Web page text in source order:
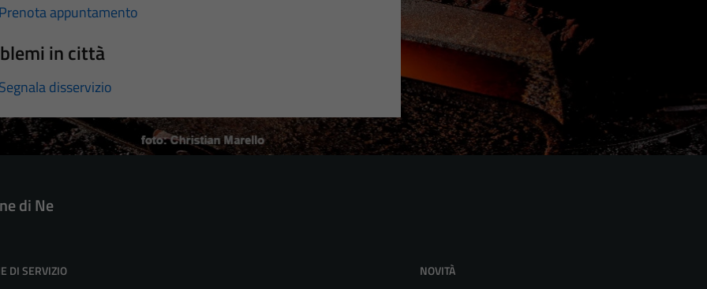
Prenota appuntamento
in città
Segnala disservizio
di Ne
DI SERVIZIO NOVITÀ